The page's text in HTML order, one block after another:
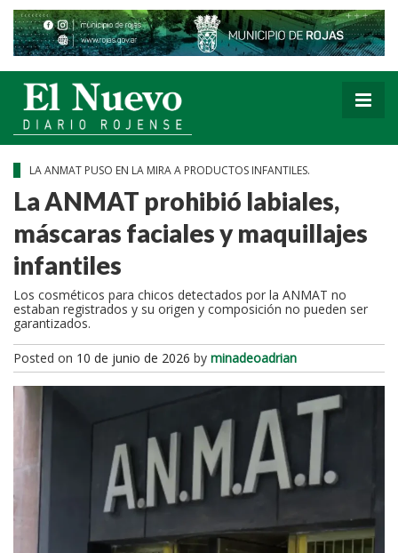
LA ANMAT PUSO EN LA MIRA A PRODUCTOS INFANTILES.
La ANMAT prohibió labiales,
máscaras faciales y maquillajes
infantiles
Los cosméticos para chicos detectados por la ANMAT no
estaban registrados y su origen y composición no pueden ser
garantizados.
Posted on 10 de junio de 2026 by minadeoadrian